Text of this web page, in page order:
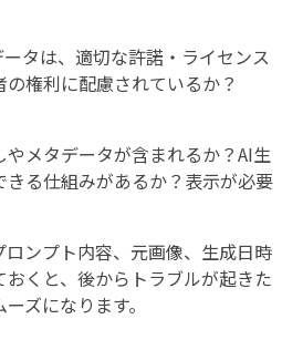
タは、適切な許諾・ライセンス
権利に配慮されているか？
メタデータが含まれるか？AI生
る仕組みがあるか？表示が必要
ンプト内容、元画像、生成日時
くと、後からトラブルが起きた
ズになります。